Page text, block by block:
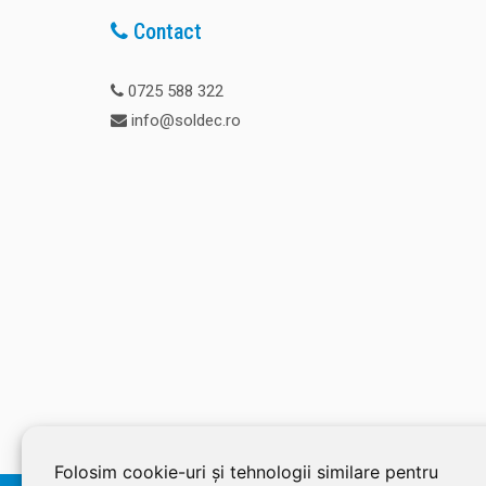
Folosim cookie-uri și tehnologii similare pentru
Contact
0725 588 322
info@soldec.ro